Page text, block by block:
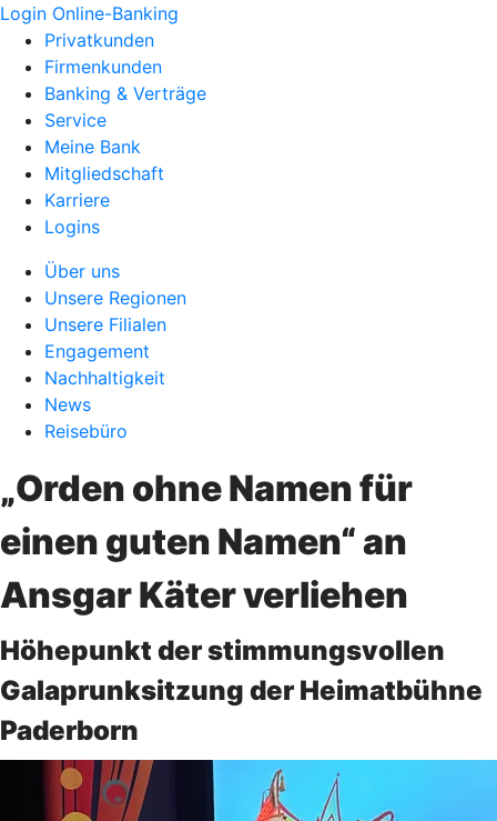
Login Online-Banking
Privatkunden
Firmenkunden
Banking & Verträge
Service
Meine Bank
Mitgliedschaft
Karriere
Logins
Über uns
Unsere Regionen
Unsere Filialen
Engagement
Nachhaltigkeit
News
Reisebüro
„Orden ohne Namen für
einen guten Namen“ an
Ansgar Käter verliehen
Höhepunkt der stimmungsvollen
Galaprunksitzung der Heimatbühne
Paderborn